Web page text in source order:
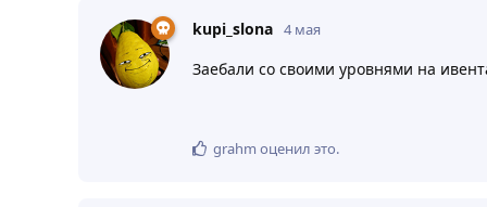
kupi_slona 4 мая
Заебали со своими уровнями на
grahm оценил это.